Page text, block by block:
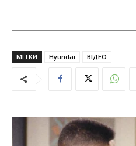
МІТКИ Hyundai ВІДЕО